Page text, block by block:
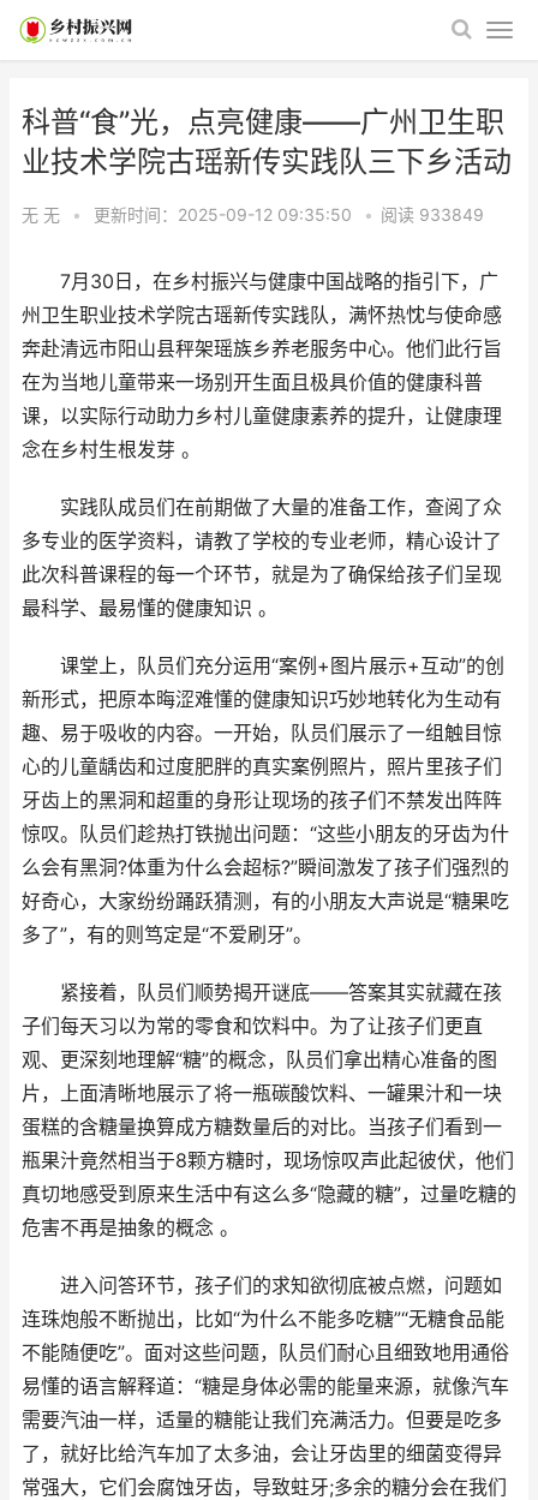
科普“食”光，点亮健康——广州卫生职
业技术学院古瑶新传实践队三下乡活动
无 无 • 更新时间：2025-09-12 09:35:50 • 阅读 933849
7月30日，在乡村振兴与健康中国战略的指引下，广
州卫生职业技术学院古瑶新传实践队，满怀热忱与使命感
奔赴清远市阳山县秤架瑶族乡养老服务中心。他们此行旨
在为当地儿童带来一场别开生面且极具价值的健康科普
课，以实际行动助力乡村儿童健康素养的提升，让健康理
念在乡村生根发芽 。
实践队成员们在前期做了大量的准备工作，查阅了众
多专业的医学资料，请教了学校的专业老师，精心设计了
此次科普课程的每一个环节，就是为了确保给孩子们呈现
最科学、最易懂的健康知识 。
课堂上，队员们充分运用“案例+图片展示+互动”的创
新形式，把原本晦涩难懂的健康知识巧妙地转化为生动有
趣、易于吸收的内容。一开始，队员们展示了一组触目惊
心的儿童龋齿和过度肥胖的真实案例照片，照片里孩子们
牙齿上的黑洞和超重的身形让现场的孩子们不禁发出阵阵
惊叹。队员们趁热打铁抛出问题：“这些小朋友的牙齿为什
么会有黑洞?体重为什么会超标?”瞬间激发了孩子们强烈的
好奇心，大家纷纷踊跃猜测，有的小朋友大声说是“糖果吃
多了”，有的则笃定是“不爱刷牙”。
紧接着，队员们顺势揭开谜底——答案其实就藏在孩
子们每天习以为常的零食和饮料中。为了让孩子们更直
观、更深刻地理解“糖”的概念，队员们拿出精心准备的图
片，上面清晰地展示了将一瓶碳酸饮料、一罐果汁和一块
蛋糕的含糖量换算成方糖数量后的对比。当孩子们看到一
瓶果汁竟然相当于8颗方糖时，现场惊叹声此起彼伏，他们
真切地感受到原来生活中有这么多“隐藏的糖”，过量吃糖的
危害不再是抽象的概念 。
进入问答环节，孩子们的求知欲彻底被点燃，问题如
连珠炮般不断抛出，比如“为什么不能多吃糖”“无糖食品能
不能随便吃”。面对这些问题，队员们耐心且细致地用通俗
易懂的语言解释道：“糖是身体必需的能量来源，就像汽车
需要汽油一样，适量的糖能让我们充满活力。但要是吃多
了，就好比给汽车加了太多油，会让牙齿里的细菌变得异
常强大，它们会腐蚀牙齿，导致蛀牙;多余的糖分会在我们